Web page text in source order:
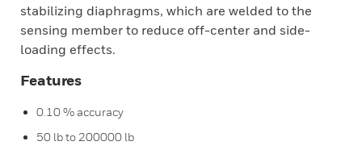
stabilizing diaphragms, which are welded to the
sensing member to reduce off-center and side-
loading effects.
Features
0.10 % accuracy
50 lb to 200000 lb